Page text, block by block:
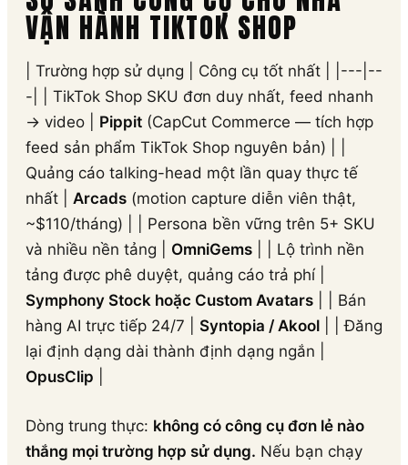
VẬN HÀNH TIKTOK SHOP
| Trường hợp sử dụng | Công cụ tốt nhất | |---|--
-| | TikTok Shop SKU đơn duy nhất, feed nhanh
→ video | Pippit (CapCut Commerce — tích hợp
feed sản phẩm TikTok Shop nguyên bản) | |
Quảng cáo talking-head một lần quay thực tế
nhất | Arcads (motion capture diễn viên thật,
~$110/tháng) | | Persona bền vững trên 5+ SKU
và nhiều nền tảng | OmniGems | | Lộ trình nền
tảng được phê duyệt, quảng cáo trả phí |
Symphony Stock hoặc Custom Avatars | | Bán
hàng AI trực tiếp 24/7 | Syntopia / Akool | | Đăng
lại định dạng dài thành định dạng ngắn |
OpusClip
Dòng trung thực: không có công cụ đơn lẻ nào
thắng mọi trường hợp sử dụng. Nếu bạn chạy